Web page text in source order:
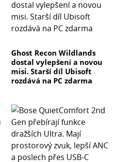
Ghost Recon Wildlands
dostal vylepšení a novou
misi. Starší díl Ubisoft
rozdává na PC zdarma